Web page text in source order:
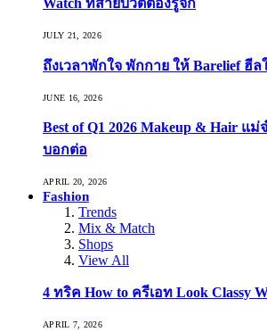
Watch ที่สายบิวตี้ต้องรู้จัก
JULY 21, 2026
ถึงเวลาพักใจ พักกาย ให้ Barelief ฮี
JUNE 16, 2026
Best of Q1 2026 Makeup & Hair แ
บอกต่อ
APRIL 20, 2026
Fashion
Trends
Mix & Match
Shops
View All
4 ทริค How to ครีเอท Look Classy
APRIL 7, 2026